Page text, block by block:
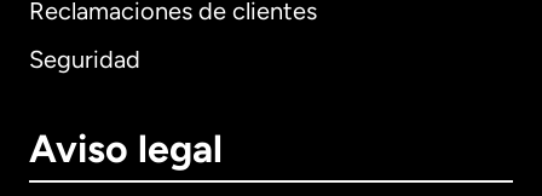
Reclamaciones de clientes
Seguridad
Aviso legal